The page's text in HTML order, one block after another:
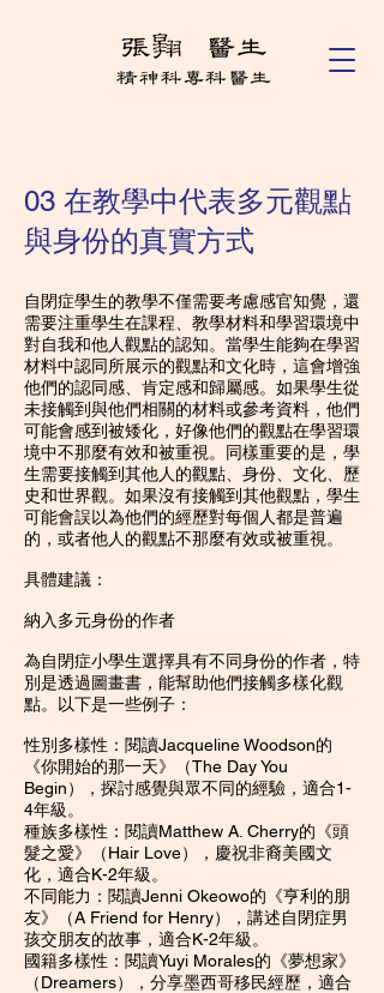
03 在教學中代表多元觀點
與身份的真實方式
自閉症學生的教學不僅需要考慮感官知覺，還
需要注重學生在課程、教學材料和學習環境中
對自我和他人觀點的認知。當學生能夠在學習
材料中認同所展示的觀點和文化時，這會增強
他們的認同感、肯定感和歸屬感。如果學生從
未接觸到與他們相關的材料或參考資料，他們
可能會感到被矮化，好像他們的觀點在學習環
境中不那麼有效和被重視。同樣重要的是，學
生需要接觸到其他人的觀點、身份、文化、歷
史和世界觀。如果沒有接觸到其他觀點，學生
可能會誤以為他們的經歷對每個人都是普遍
的，或者他人的觀點不那麼有效或被重視。
具體建議：
納入多元身份的作者
為自閉症小學生選擇具有不同身份的作者，特
別是透過圖畫書，能幫助他們接觸多樣化觀
點。以下是一些例子：
性別多樣性：閱讀Jacqueline Woodson的
《你開始的那一天》（The Day You
Begin），探討感覺與眾不同的經驗，適合1-
4年級。
種族多樣性：閱讀Matthew A. Cherry的《頭
髮之愛》（Hair Love），慶祝非裔美國文
化，適合K-2年級。
不同能力：閱讀Jenni Okeowo的《亨利的朋
友》（A Friend for Henry），講述自閉症男
孩交朋友的故事，適合K-2年級。
國籍多樣性：閱讀Yuyi Morales的《夢想家》
（Dreamers），分享墨西哥移民經歷，適合